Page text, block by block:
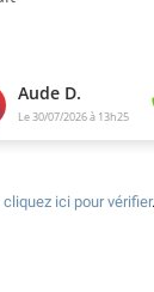
cliquez ici pour vérifier.